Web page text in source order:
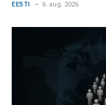
EESTI 6. aug. 2026